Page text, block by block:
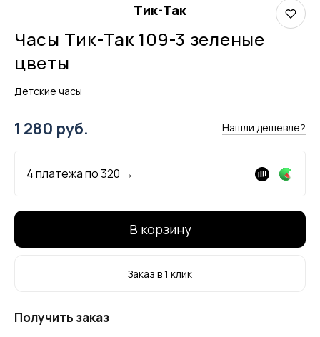
Тик-Так
Часы Тик-Так 109-3 зеленые
цветы
Детские часы
1 280 руб. Нашли дешевле?
4 платежа по320 →
В корзину
Заказ в 1 клик
Получить заказ